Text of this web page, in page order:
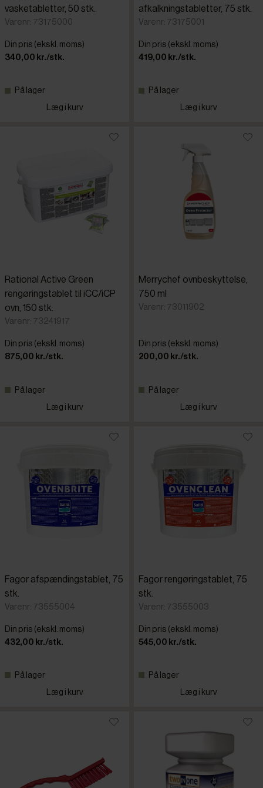
vasketabletter, 50 stk.
Varenr: 73175000
Din pris (ekskl. moms)
340,00 kr./stk.
På lager
Læg i kurv
afkalkningstabletter, 75 stk.
Varenr: 73175001
Din pris (ekskl. moms)
419,00 kr./stk.
På lager
Læg i kurv
Rational Active Green
rengøringstablet til iCC/iCP
ovn, 150 stk.
Varenr: 73241917
Din pris (ekskl. moms)
875,00 kr./stk.
På lager
Læg i kurv
Merrychef ovnbeskyttelse,
750 ml
Varenr: 73011902
Din pris (ekskl. moms)
200,00 kr./stk.
På lager
Læg i kurv
Fagor afspændingstablet, 75
stk.
Varenr: 73555004
Din pris (ekskl. moms)
432,00 kr./stk.
På lager
Læg i kurv
Fagor rengøringstablet, 75
stk.
Varenr: 73555003
Din pris (ekskl. moms)
545,00 kr./stk.
På lager
Læg i kurv